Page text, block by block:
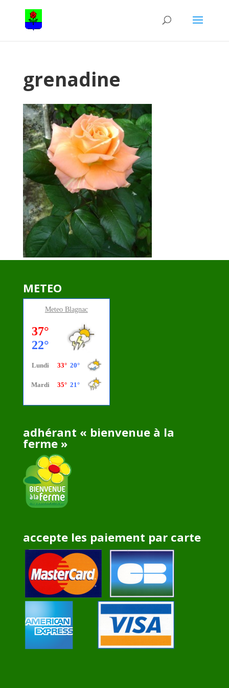
grenadine
METEO
Meteo Blagnac
adhérant « bienvenue à la
ferme »
accepte les paiement par carte